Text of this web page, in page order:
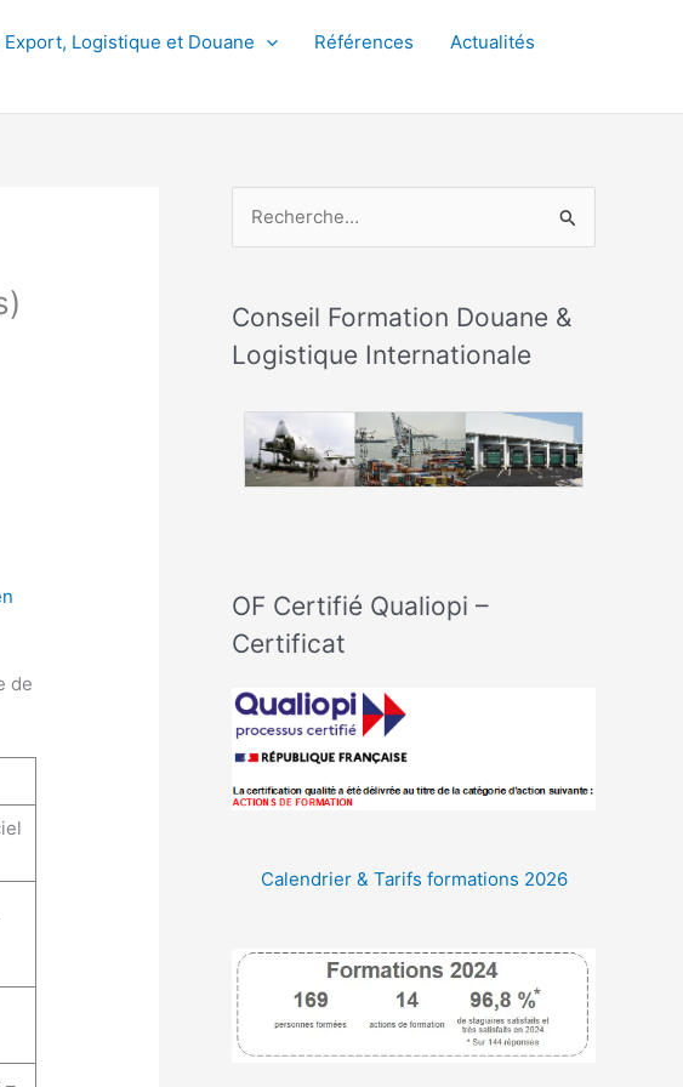
Export, Logistique et Douane Références
Actualités
de
h
e
:
Conseil Formation Douane &
Logistique Internationale
OF Certifié Qualiopi –
Certificat
Calendrier & Tarifs formations 2026